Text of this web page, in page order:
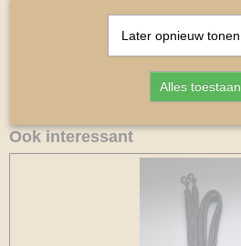
Ook interessant
Later opnieuw tonen
Alles toestaan